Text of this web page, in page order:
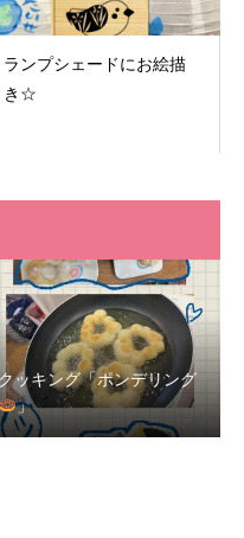
ランプシェードにお絵描
き☆
クッキング「ポンデリング
」